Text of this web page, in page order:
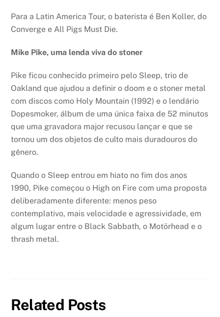
Para a Latin America Tour, o baterista é Ben Koller, do
Converge e All Pigs Must Die.
Mike Pike, uma lenda viva do stoner
Pike ficou conhecido primeiro pelo Sleep, trio de
Oakland que ajudou a definir o doom e o stoner metal
com discos como Holy Mountain (1992) e o lendário
Dopesmoker, álbum de uma única faixa de 52 minutos
que uma gravadora major recusou lançar e que se
tornou um dos objetos de culto mais duradouros do
gênero.
Quando o Sleep entrou em hiato no fim dos anos
1990, Pike começou o High on Fire com uma proposta
deliberadamente diferente: menos peso
contemplativo, mais velocidade e agressividade, em
algum lugar entre o Black Sabbath, o Motörhead e o
thrash metal.
Related Posts